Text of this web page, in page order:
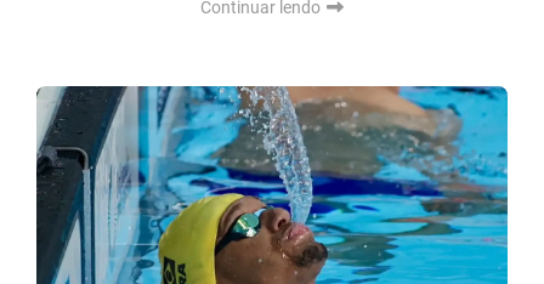
Continuar lendo